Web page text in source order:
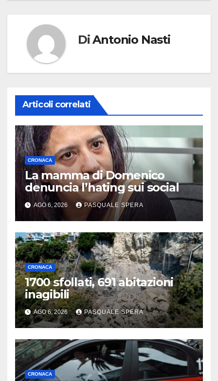
DiAntonio Nasti
Articoli correlati
CRONACA
La mamma di Domenico
denuncia l’hating sui social
AGO 6, 2026 PASQUALE SPERA
CRONACA
1700 sfollati, 691 abitazioni
inagibili
AGO 6, 2026 PASQUALE SPERA
CRONACA